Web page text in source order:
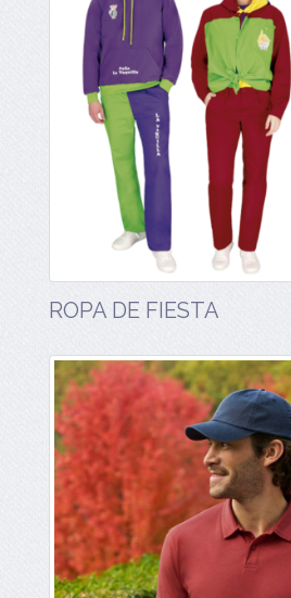
ROPA DE FIESTA